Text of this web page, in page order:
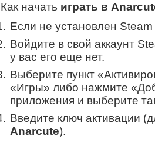
Как начать играть в
Если не установлен
Войдите в свой аккаунт
у вас его еще нет.
Выберите пункт
«Игры» либо нажмите
приложения и выберите
Введите ключ активации
Anarcute).